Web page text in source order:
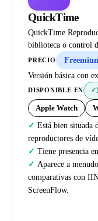
QuickTime
QuickTime
biblioteca o control
PRECIO
Versión básica con
DISPONIBLE EN ✓
Apple Watch
Está bien situada
reproductores de
Tiene presencia
Aparece a
comparativas con
ScreenFlow.